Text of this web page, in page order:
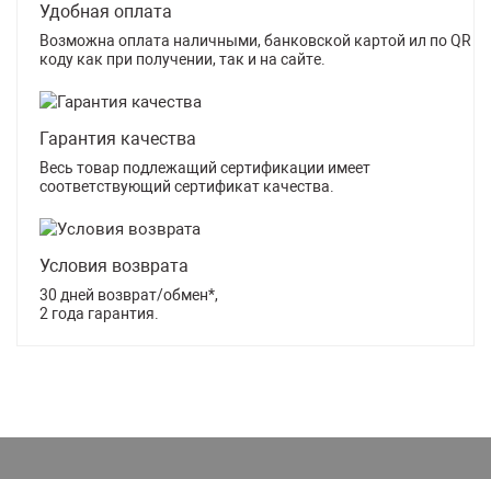
Удобная оплата
Возможна оплата наличными, банковской картой ил по QR
коду как при получении, так и на сайте.
Гарантия качества
Весь товар подлежащий сертификации имеет
соответствующий сертификат качества.
Условия возврата
30 дней возврат/обмен*,
2 года гарантия.